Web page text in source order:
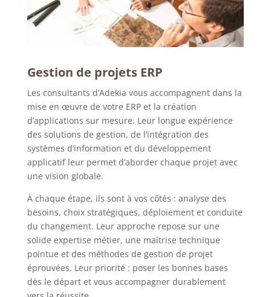
Gestion de projets ERP
Les consultants d’Adekia vous accompagnent dans la
mise en œuvre de votre ERP et la création
d’applications sur mesure. Leur longue expérience
des solutions de gestion, de l’intégration des
systèmes d’information et du développement
applicatif leur permet d’aborder chaque projet avec
une vision globale.
À chaque étape, ils sont à vos côtés : analyse des
besoins, choix stratégiques, déploiement et conduite
du changement. Leur approche repose sur une
solide expertise métier, une maîtrise technique
pointue et des méthodes de gestion de projet
éprouvées. Leur priorité : poser les bonnes bases
dès le départ et vous accompagner durablement